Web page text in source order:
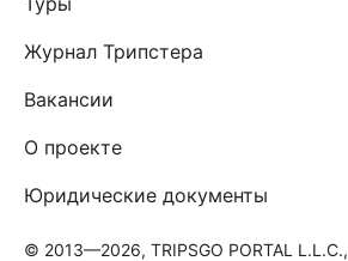
Журнал Трипстера
Вакансии
О проекте
Юридические документы
© 2013—2026, TRIPSGO PORTAL